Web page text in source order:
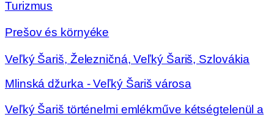
Turizmus
Prešov és környéke
Veľký Šariš, Železničná, Veľký Šariš, Szlovákia
Mlinská džurka - Veľký Šariš városa
Veľký Šariš történelmi emlékműve kétségtelenül a